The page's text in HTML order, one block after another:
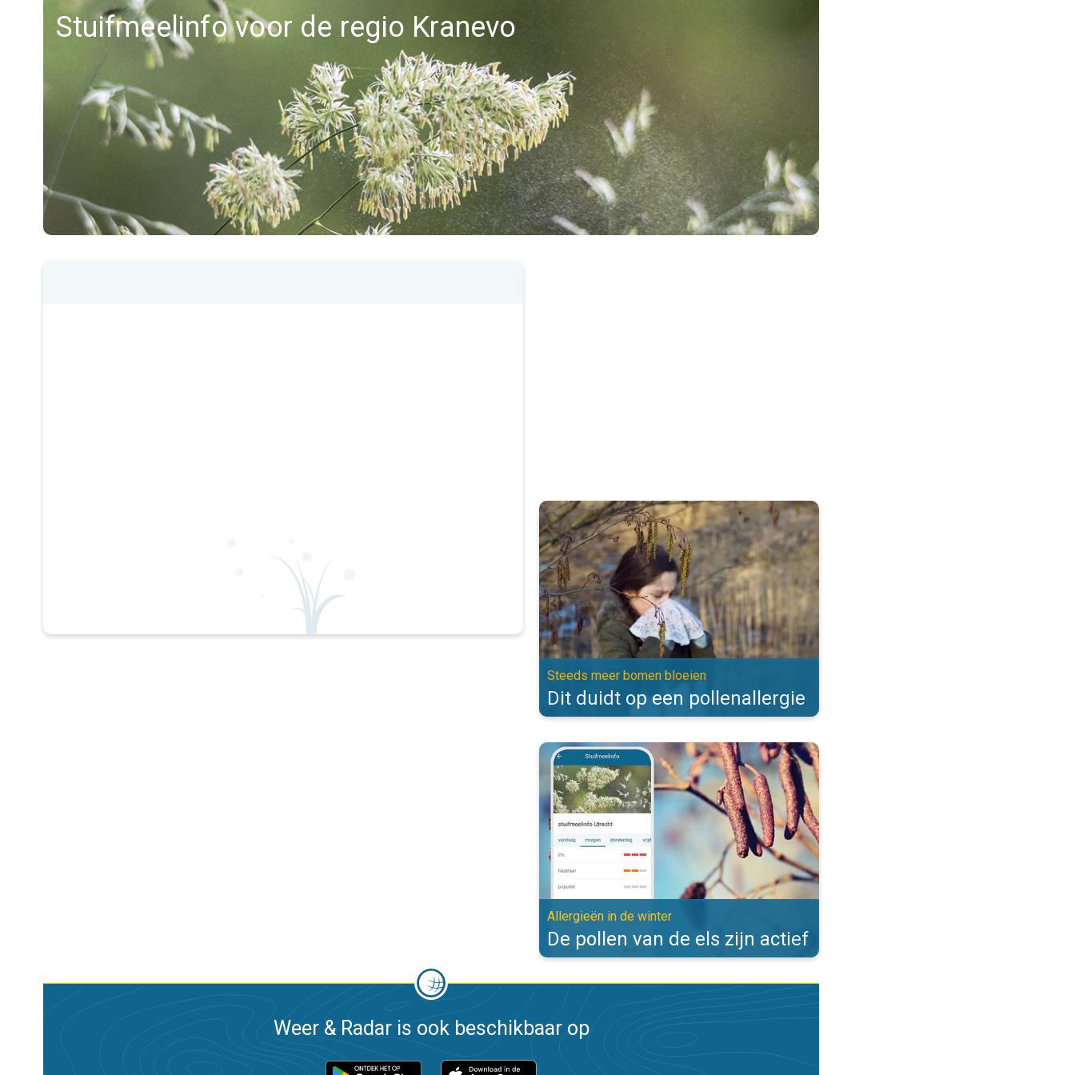
Stuifmeelinfo voor de regio Kranevo
Dit duidt op een pollenallergie. Steeds meer bomen bloeien. . .
Steeds meer bomen bloeien
Dit duidt op een pollenallergie
De pollen van de els zijn actief. Allergieën in de winter. . .
Allergieën in de winter
De pollen van de els zijn actief
Weer & Radar is ook beschikbaar op